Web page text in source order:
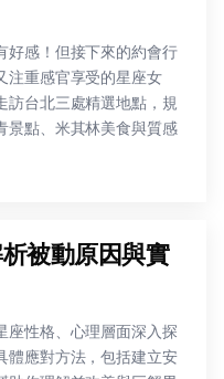
好感！但接下來的約會行
注重感官享受的星座女
訪台北三處精選地點，規
景點、米其林美食與質感
被動原因與實
座性格、心理層面深入探
體應對方法，包括建立安